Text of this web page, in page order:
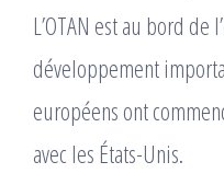
L’OTAN est au bord de
développement
européens ont
avec les États-Unis.